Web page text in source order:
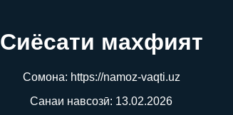
Сиёсати махфият
Сомона: https://namoz-vaqti.uz
Санаи навсозӣ: 13.02.2026